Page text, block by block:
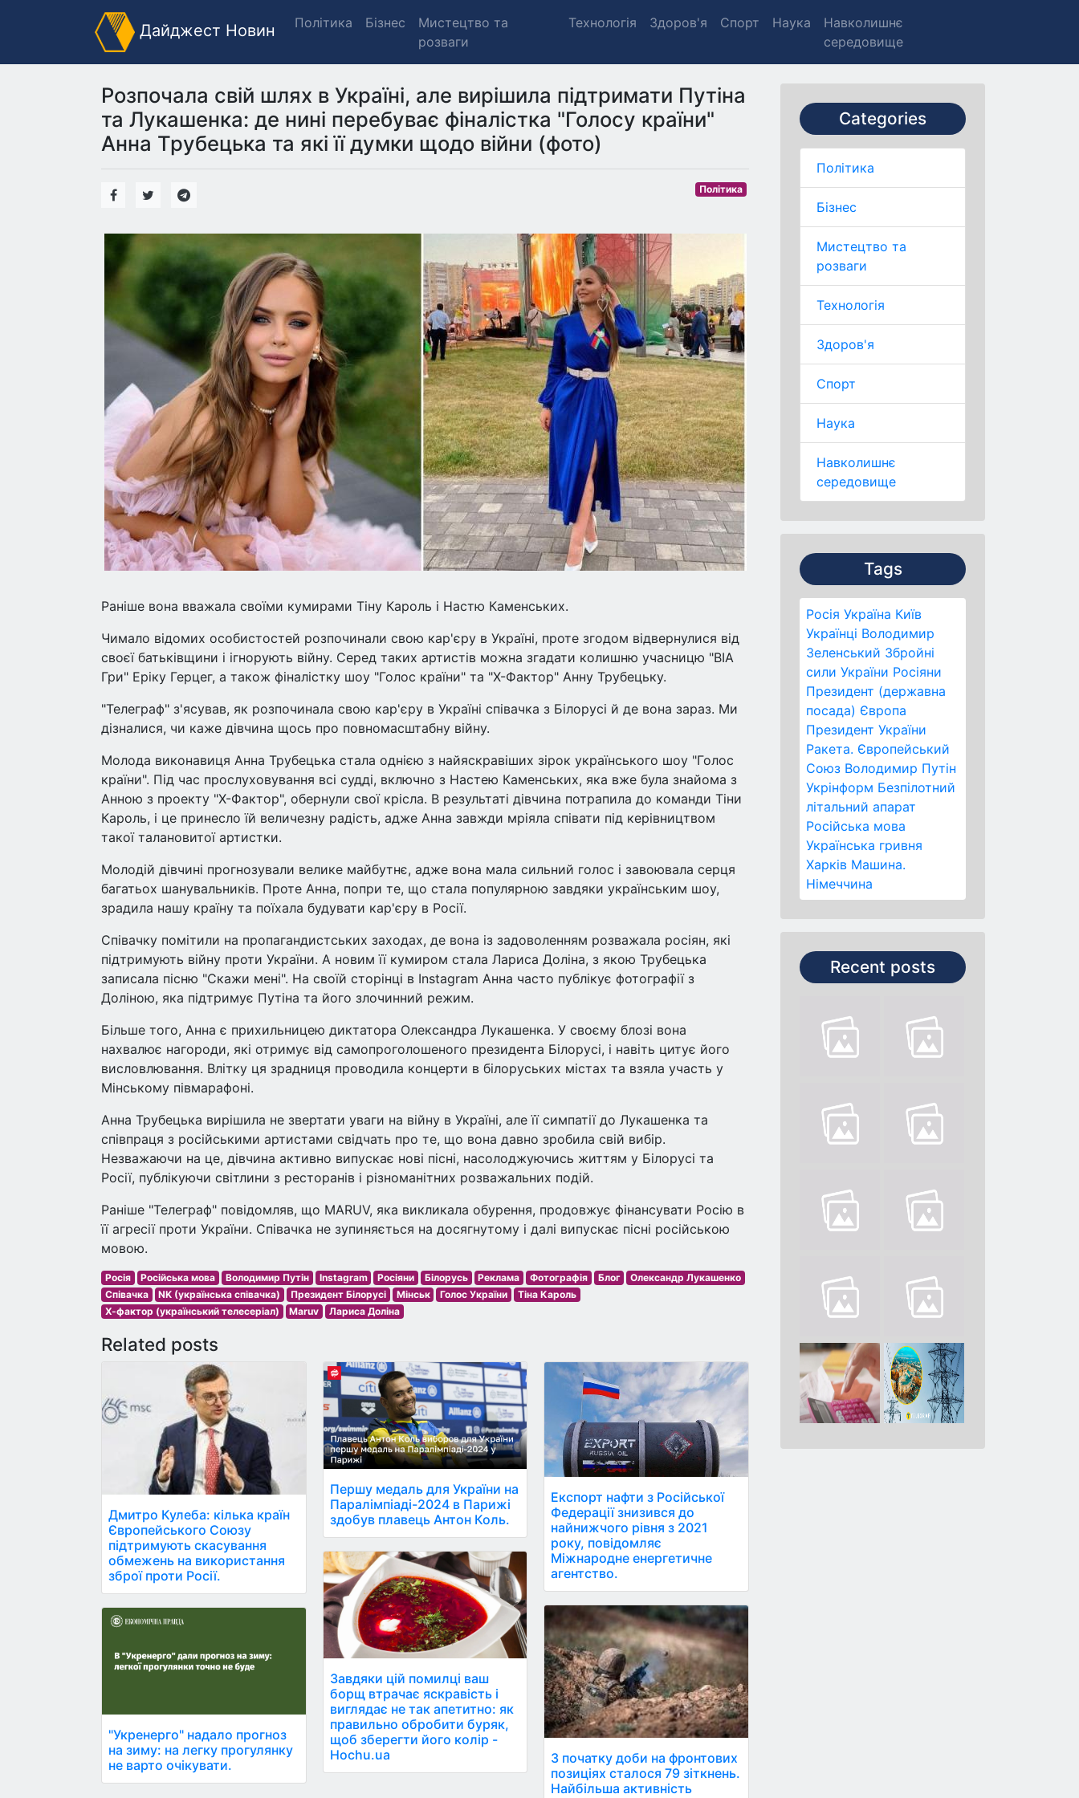
Дайджест Новин Політика Бізнес
Мистецтво та
розваги
Технологія Здоров'я Спорт Наука
Навколишнє
середовище
Categories
Політика
Бізнес
Мистецтво та
розваги
Технологія
Здоров'я
Спорт
Наука
Навколишнє
середовище
Tags
Росія Україна Київ
Українці Володимир
Зеленський Збройні
сили України Росіяни
Президент (державна
посада) Європа
Президент України
Ракета. Європейський
Союз Володимир Путін
Укрінформ Безпілотний
літальний апарат
Російська мова
Українська гривня
Харків Машина.
Німеччина
Recent posts
Розпочала свій шлях в Україні, але вирішила підтримати Путіна
та Лукашенка: де нині перебуває фіналістка "Голосу країни"
Анна Трубецька та які її думки щодо війни (фото)
Політика
Раніше вона вважала своїми кумирами Тіну Кароль і Настю Каменських.
Чимало відомих особистостей розпочинали свою кар'єру в Україні, проте згодом відвернулися від
своєї батьківщини і ігнорують війну. Серед таких артистів можна згадати колишню учасницю "ВІА
Гри" Еріку Герцег, а також фіналістку шоу "Голос країни" та "Х-Фактор" Анну Трубецьку.
"Телеграф" з'ясував, як розпочинала свою кар'єру в Україні співачка з Білорусі й де вона зараз. Ми
дізналися, чи каже дівчина щось про повномасштабну війну.
Молода виконавиця Анна Трубецька стала однією з найяскравіших зірок українського шоу "Голос
країни". Під час прослуховування всі судді, включно з Настею Каменських, яка вже була знайома з
Анною з проекту "Х-Фактор", обернули свої крісла. В результаті дівчина потрапила до команди Тіни
Кароль, і це принесло їй величезну радість, адже Анна завжди мріяла співати під керівництвом
такої талановитої артистки.
Молодій дівчині прогнозували велике майбутнє, адже вона мала сильний голос і завоювала серця
багатьох шанувальників. Проте Анна, попри те, що стала популярною завдяки українським шоу,
зрадила нашу країну та поїхала будувати кар'єру в Росії.
Співачку помітили на пропагандистських заходах, де вона із задоволенням розважала росіян, які
підтримують війну проти України. А новим її кумиром стала Лариса Доліна, з якою Трубецька
записала пісню "Скажи мені". На своїй сторінці в Instagram Анна часто публікує фотографії з
Доліною, яка підтримує Путіна та його злочинний режим.
Більше того, Анна є прихильницею диктатора Олександра Лукашенка. У своєму блозі вона
нахвалює нагороди, які отримує від самопроголошеного президента Білорусі, і навіть цитує його
висловлювання. Влітку ця зрадниця проводила концерти в білоруських містах та взяла участь у
Мінському півмарафоні.
Анна Трубецька вирішила не звертати уваги на війну в Україні, але її симпатії до Лукашенка та
співпраця з російськими артистами свідчать про те, що вона давно зробила свій вибір.
Незважаючи на це, дівчина активно випускає нові пісні, насолоджуючись життям у Білорусі та
Росії, публікуючи світлини з ресторанів і різноманітних розважальних подій.
Раніше "Телеграф" повідомляв, що MARUV, яка викликала обурення, продовжує фінансувати Росію в
її агресії проти України. Співачка не зупиняється на досягнутому і далі випускає пісні російською
мовою.
Росія Російська мова Володимир Путін Instagram Росіяни Білорусь Реклама Фотографія Блог
Олександр Лукашенко
Співачка
NK (українська співачка) Президент Білорусі Мінськ Голос України
Тіна Кароль
Х-фактор (український телесеріал)
Maruv Лариса Доліна
Related posts
Дмитро Кулеба: кілька країн
Європейського Союзу
підтримують скасування
обмежень на використання
зброї проти Росії.
"Укренерго" надало прогноз
на зиму: на легку прогулянку
не варто очікувати.
Першу медаль для України на
Паралімпіаді-2024 в Парижі
здобув плавець Антон Коль.
Завдяки цій помилці ваш
борщ втрачає яскравість і
виглядає не так апетитно: як
правильно обробити буряк,
щоб зберегти його колір -
Hochu.ua
Експорт нафти з Російської
Федерації знизився до
найнижчого рівня з 2021
року, повідомляє
Міжнародне енергетичне
агентство.
З початку доби на фронтових
позиціях сталося 79 зіткнень.
Найбільша активність